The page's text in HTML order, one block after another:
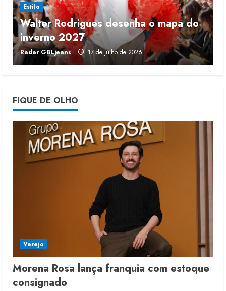
4
Projeto testa passaporte digital na
moda nacional
4 de agosto de 2026
5
Morena Rosa lança franquia com
estoque consignado
4 de agosto de 2026
Estilo
Walter Rodrigues desenha o mapa do
inverno 2027
Radar GBLjeans 17 de julho de 2026
FIQUE DE OLHO
Varejo
Morena Rosa lança franquia com estoque
consignado